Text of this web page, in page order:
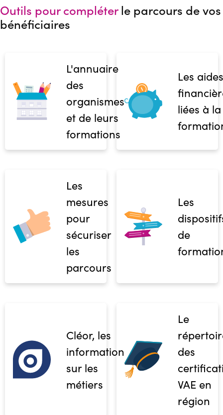
Outils pour compléterle parcours de vos
bénéficiaires
L'annuaire
des
organismes
et de leurs
formations
Les aides
liées à la
Les
mesures
pour
sécuriser
les
parcours
Les
de
Cléor, les
informations
sur les
métiers
Le
des
VAE en
région